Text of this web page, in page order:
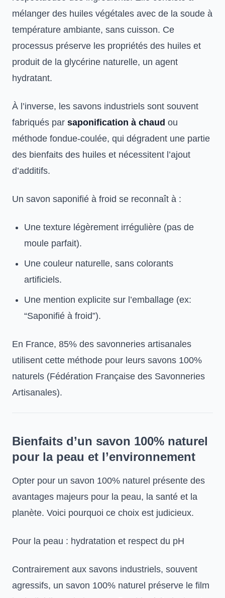
mélanger des huiles végétales avec de la soude à
température ambiante, sans cuisson. Ce
processus préserve les propriétés des huiles et
produit de la glycérine naturelle, un agent
hydratant.
À l’inverse, les savons industriels sont souvent
fabriqués par saponification à chaud ou
méthode fondue-coulée, qui dégradent une partie
des bienfaits des huiles et nécessitent l’ajout
d’additifs.
Un savon saponifié à froid se reconnaît à :
Une texture légèrement irrégulière (pas de
moule parfait).
Une couleur naturelle, sans colorants
artificiels.
Une mention explicite sur l’emballage (ex:
“Saponifié à froid”).
En France, 85% des savonneries artisanales
utilisent cette méthode pour leurs savons 100%
naturels (Fédération Française des Savonneries
Artisanales).
Bienfaits d’un savon 100% naturel
pour la peau et l’environnement
Opter pour un savon 100% naturel présente des
avantages majeurs pour la peau, la santé et la
planète. Voici pourquoi ce choix est judicieux.
Pour la peau : hydratation et respect du pH
Contrairement aux savons industriels, souvent
agressifs, un savon 100% naturel préserve le film